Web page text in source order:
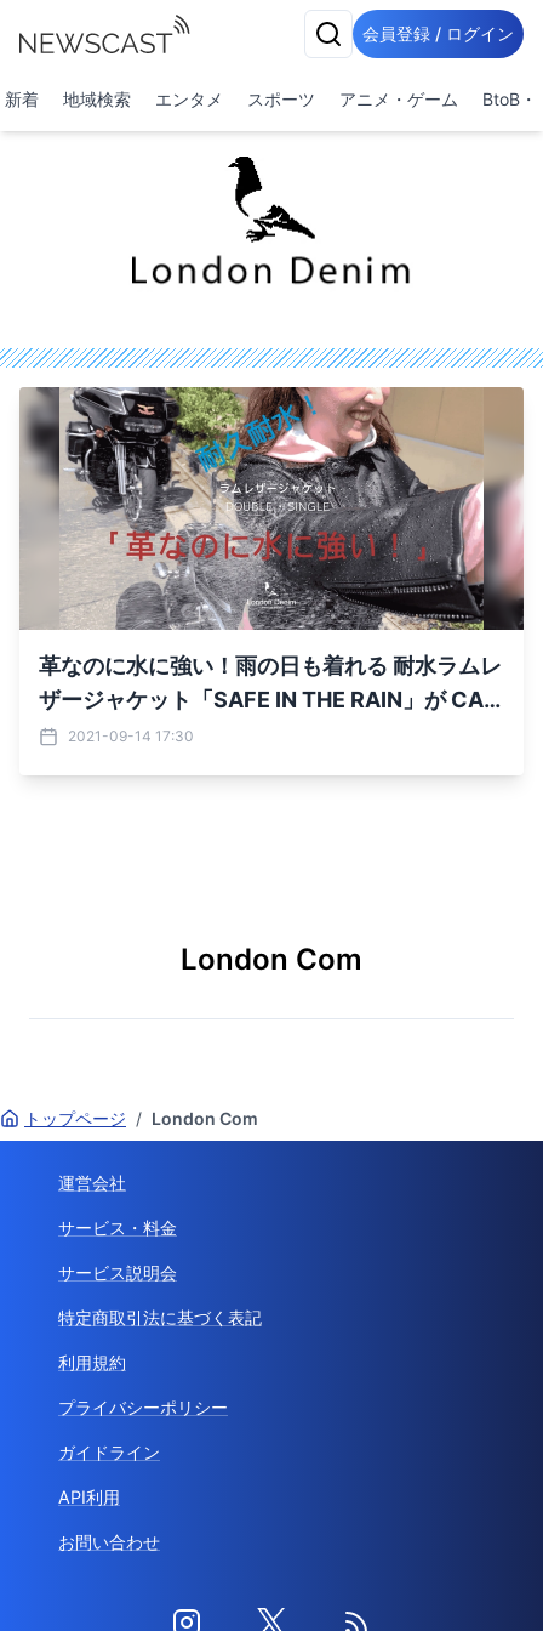
会員登録 / ログイン
新着 地域検索 エンタメ スポーツ アニメ・ゲーム BtoB・
革なのに水に強い！雨の日も着れる 耐水ラムレ
ザージャケット「SAFE IN THE RAIN」が CAM
PFIREにてクラウドファンディング実施中！
2021-09-14 17:30
London Com
トップページ / London Com
運営会社
サービス・料金
サービス説明会
特定商取引法に基づく表記
利用規約
プライバシーポリシー
ガイドライン
API利用
お問い合わせ